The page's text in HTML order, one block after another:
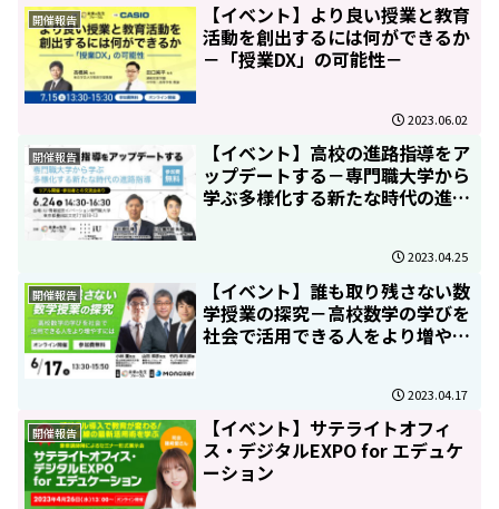
開催報告
【イベント】より良い授業と教育
活動を創出するには何ができるか
－「授業DX」の可能性－
2023.06.02
開催報告
【イベント】高校の進路指導をア
ップデートする－専門職大学から
学ぶ多様化する新たな時代の進路
2023.04.25
開催報告
【イベント】誰も取り残さない数
学授業の探究－高校数学の学びを
社会で活用できる人をより増やす
2023.04.17
開催報告
【イベント】サテライトオフィ
ス・デジタルEXPO for エデュケ
ーション